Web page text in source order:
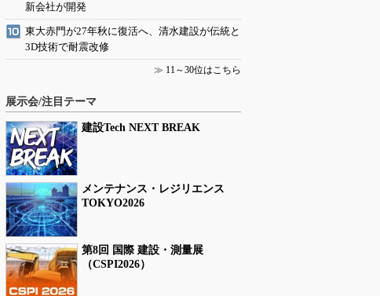
新会社が開発
東大赤門が27年秋に復活へ、清水建設が伝統と
3D技術で耐震改修
≫ 11～30位はこちら
展示会/注目テーマ
建設Tech NEXT BREAK
メンテナンス・レジリエンス
TOKYO2026
第8回 国際 建設・測量展
（CSPI2026）